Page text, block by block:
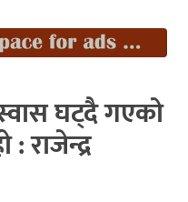
घट्दै गएको
राजेन्द्र